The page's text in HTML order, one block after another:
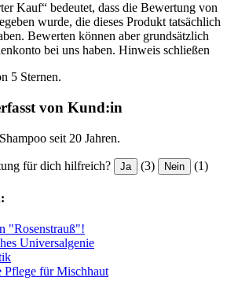
Kauf“ bedeutet, dass die Bewertung von
wurde, die dieses Produkt tatsächlich
Bewerten können aber grundsätzlich
bei uns haben. Hinweis schließen
5 Sternen.
von Kund:in
seit 20 Jahren.
für dich hilfreich? Ja (3) Nein (1)
"Rosenstrauß"!
Universalgenie
Pflege für Mischhaut